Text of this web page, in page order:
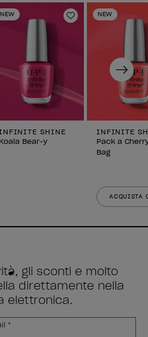
alla lista dei desideri
NEW
Aggiungi alla
SHINE
Koala Bear-y
NEW
INFINITE
Pack a
Bag
ACQUISTA
Next
gli sconti e molto
direttamente nella
elettronica.
*